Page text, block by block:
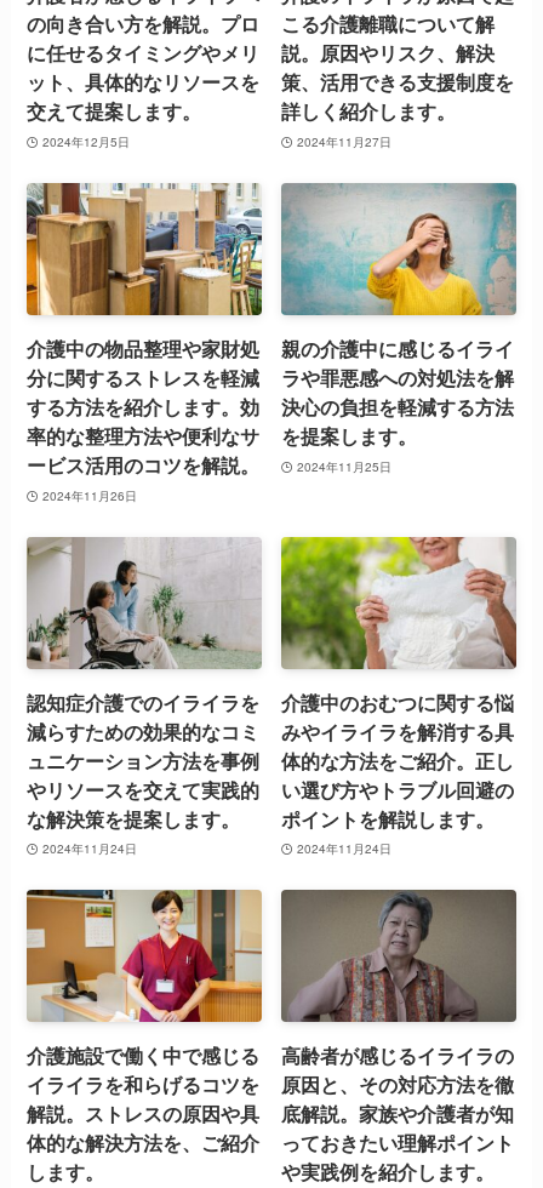
の向き合い方を解説。プロ
に任せるタイミングやメリ
ット、具体的なリソースを
交えて提案します。
2024年12月5日
こる介護離職について解
説。原因やリスク、解決
策、活用できる支援制度を
詳しく紹介します。
2024年11月27日
介護中の物品整理や家財処
分に関するストレスを軽減
する方法を紹介します。効
率的な整理方法や便利なサ
ービス活用のコツを解説。
2024年11月26日
親の介護中に感じるイライ
ラや罪悪感への対処法を解
決心の負担を軽減する方法
を提案します。
2024年11月25日
認知症介護でのイライラを
減らすための効果的なコミ
ュニケーション方法を事例
やリソースを交えて実践的
な解決策を提案します。
2024年11月24日
介護中のおむつに関する悩
みやイライラを解消する具
体的な方法をご紹介。正し
い選び方やトラブル回避の
ポイントを解説します。
2024年11月24日
介護施設で働く中で感じる
イライラを和らげるコツを
解説。ストレスの原因や具
体的な解決方法を、ご紹介
します。
高齢者が感じるイライラの
原因と、その対応方法を徹
底解説。家族や介護者が知
っておきたい理解ポイント
や実践例を紹介します。